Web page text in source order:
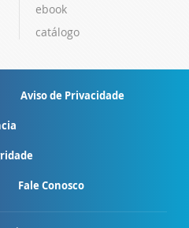
ebook
catálogo
Aviso de Privacidade
Fale Conosco